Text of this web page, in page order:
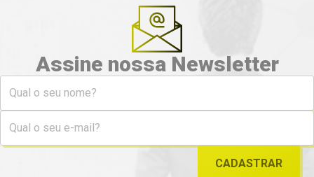
CÂMERA MIRRORLESS X-T30
Assine nossa Newsletter